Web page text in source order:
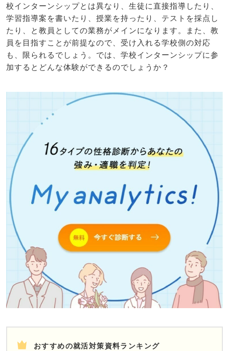
校インターンシップとは異なり、生徒に直接指導したり、
学習指導案を書いたり、授業を持ったり、テストを採点し
たり、と教員としての業務がメインになります。また、教
員を目指すことが前提なので、受け入れる学校側の対応
も、限られるでしょう。では、学校インターンシップに参
加するとどんな体験ができるのでしょうか？
おすすめの就活対策資料ランキング